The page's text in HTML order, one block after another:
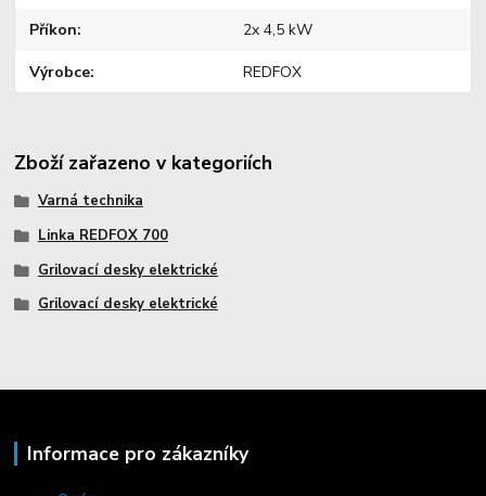
Příkon 2x 4,5 kW
Výrobce REDFOX
Zboží zařazeno v kategoriích
Varná technika
Linka REDFOX 700
Grilovací desky elektrické
Grilovací desky elektrické
Informace pro zákazníky